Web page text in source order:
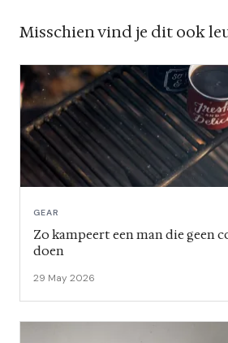
Misschien vind je dit ook
GEAR
Zo kampeert een man die geen
doen
29 May 2026